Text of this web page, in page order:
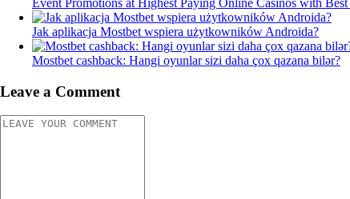
Jak aplikacja Mostbet wspiera użytkowników Androida?
Mostbet cashback: Hangi oyunlar sizi daha çox qazana bilər?
Leave a Comment